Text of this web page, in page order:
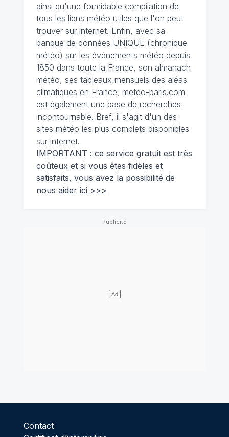
ainsi qu'une formidable compilation de
tous les liens météo utiles que l'on peut
trouver sur internet. Enfin, avec sa
banque de données UNIQUE (chronique
météo) sur les événements météo depuis
1850 dans toute la France, son almanach
météo, ses tableaux mensuels des aléas
climatiques en France, meteo-paris.com
est également une base de recherches
incontournable. Bref, il s'agit d'un des
sites météo les plus complets disponibles
sur internet.
IMPORTANT : ce service gratuit est très
coûteux et si vous êtes fidèles et
satisfaits, vous avez la possibilité de
nous aider ici >>>
Contact